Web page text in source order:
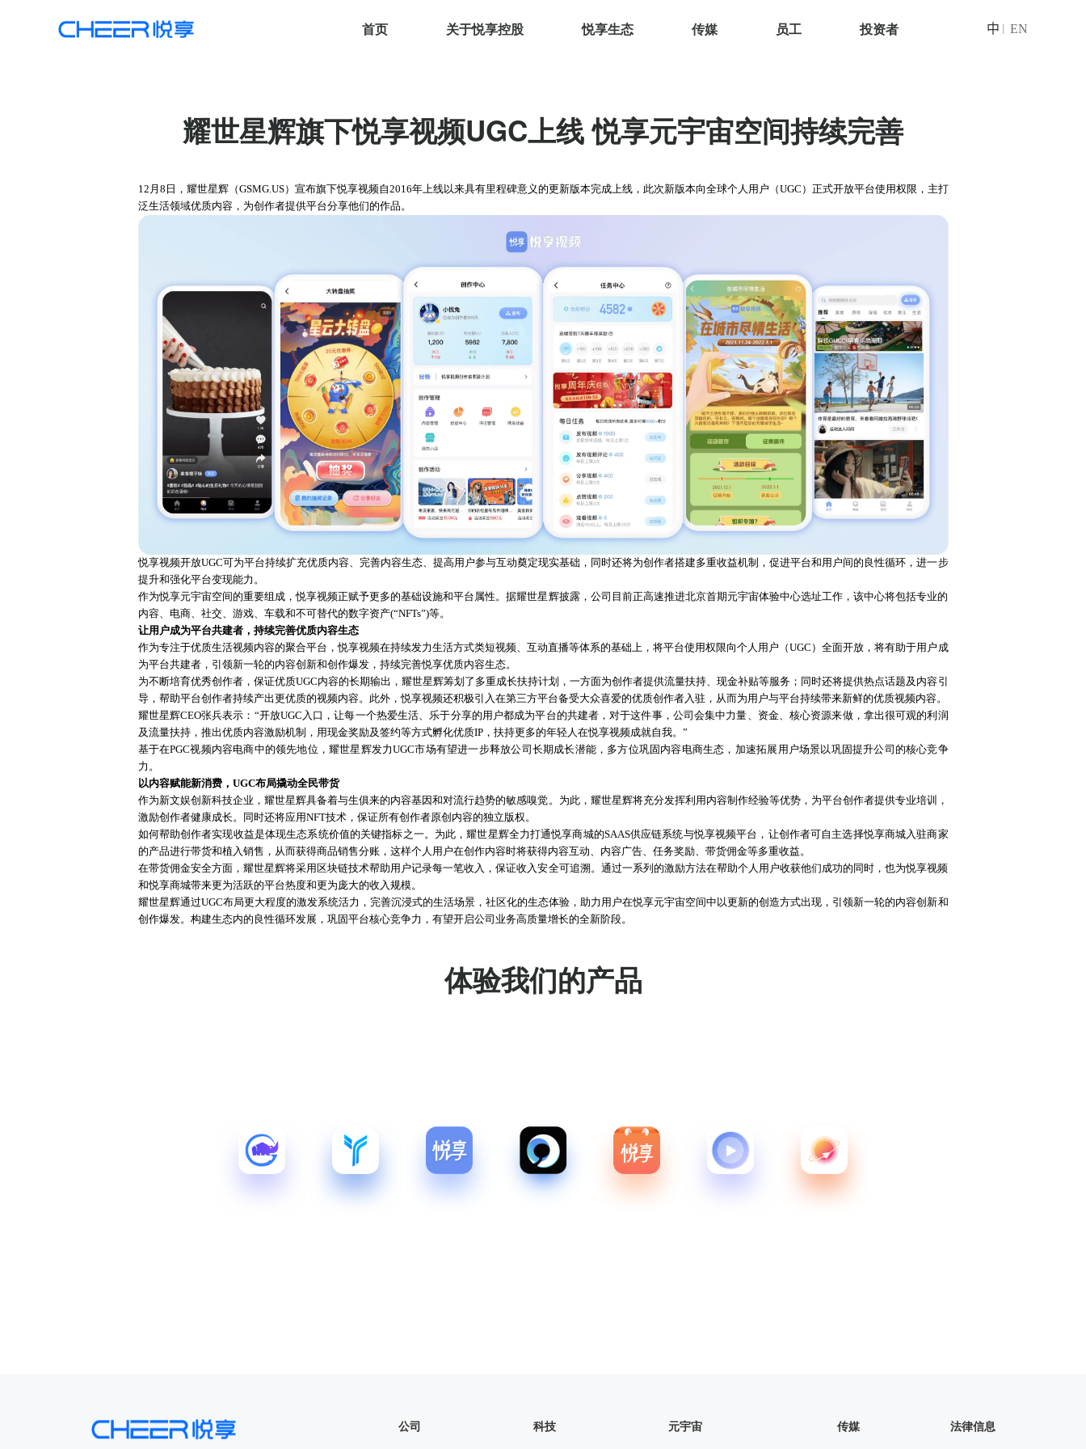
首页 关于悦享控股 悦享生态 传媒 员工 投资者 中 EN
耀世星辉旗下悦享视频UGC上线 悦享元宇宙空间持续完善
12月8日，耀世星辉（GSMG.US）宣布旗下悦享视频自2016年上线以来具有里程碑意义的更新版本完成上线，此次新版本向全球个人用户（UGC）正式开放平台使用权限，主打
泛生活领域优质内容，为创作者提供平台分享他们的作品。
悦享视频开放UGC可为平台持续扩充优质内容、完善内容生态、提高用户参与互动奠定现实基础，同时还将为创作者搭建多重收益机制，促进平台和用户间的良性循环，进一步
提升和强化平台变现能力。
作为悦享元宇宙空间的重要组成，悦享视频正赋予更多的基础设施和平台属性。据耀世星辉披露，公司目前正高速推进北京首期元宇宙体验中心选址工作，该中心将包括专业的
内容、电商、社交、游戏、车载和不可替代的数字资产(“NFTs”)等。
让用户成为平台共建者，持续完善优质内容生态
作为专注于优质生活视频内容的聚合平台，悦享视频在持续发力生活方式类短视频、互动直播等体系的基础上，将平台使用权限向个人用户（UGC）全面开放，将有助于用户成
为平台共建者，引领新一轮的内容创新和创作爆发，持续完善悦享优质内容生态。
为不断培育优秀创作者，保证优质UGC内容的长期输出，耀世星辉筹划了多重成长扶持计划，一方面为创作者提供流量扶持、现金补贴等服务；同时还将提供热点话题及内容引
导，帮助平台创作者持续产出更优质的视频内容。此外，悦享视频还积极引入在第三方平台备受大众喜爱的优质创作者入驻，从而为用户与平台持续带来新鲜的优质视频内容。
耀世星辉CEO张兵表示：“开放UGC入口，让每一个热爱生活、乐于分享的用户都成为平台的共建者，对于这件事，公司会集中力量、资金、核心资源来做，拿出很可观的利润
及流量扶持，推出优质内容激励机制，用现金奖励及签约等方式孵化优质IP，扶持更多的年轻人在悦享视频成就自我。”
基于在PGC视频内容电商中的领先地位，耀世星辉发力UGC市场有望进一步释放公司 长期成长潜能 ，多方位巩固 内容电商生态，加速拓展用户场景以巩固提升公司的核心竞争
力。
以内容赋能新消费， UGC布局撬动全民带货
作为新文娱创新科技企业，耀世星辉具备着与生俱来的内容基因和对流行趋势的敏感嗅觉。为此，耀世星辉将充分发挥利用内容制作经验等优势，为平台创作者提供专业培训，
激励创作者健康成长。同时还将应用NFT技术，保证所有创作者原创内容的独立版权。
如何帮助创作者实现收益是体现生态系统价值的关键指标之一。为此，耀世星辉全力打通悦享商城的SAAS供应链系统与悦享视频平台，让创作者可自主选择悦享商城入驻商家
的产品进行带货和植入销售，从而获得商品销售分账，这样个人用户在创作内容时将获得内容互动、内容广告、任务奖励、带货佣金等多重收益。
在带货佣金安全方面，耀世星辉将采用区块链技术帮助用户记录每一笔收入，保证收入安全可追溯。通过一系列的激励方法在帮助个人用户收获他们成功的同时，也为悦享视频
和悦享商城带来更为活跃的平台热度和更为庞大的收入规模。
耀世星辉通过UGC布局更大程度的激发系统活力，完善沉浸式的生活场景，社区化的生态体验，助力用户在悦享元宇宙空间中以更新的创造方式出现，引领新一轮的内容创新和
创作爆发。构建生态内的良性循环发展，巩固平台核心竞争力，有望开启公司业务高质量增长的全新阶段。
体验我们的产品
公司
科技
元宇宙
传媒
法律信息